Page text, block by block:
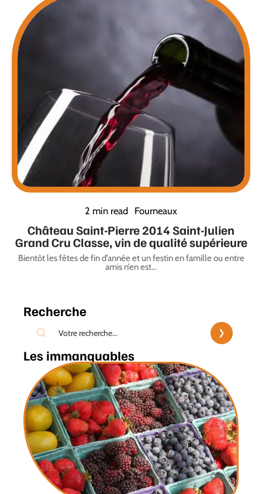
2 min read Fourneaux
Château Saint-Pierre 2014 Saint-Julien
Grand Cru Classe, vin de qualité supérieure
Bientôt les fêtes de fin d’année et un festin en famille ou entre
amis n’en est…
Recherche
Les immanquables